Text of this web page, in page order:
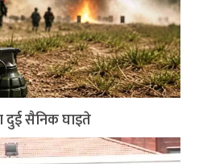
दुई सैनिक घाइते